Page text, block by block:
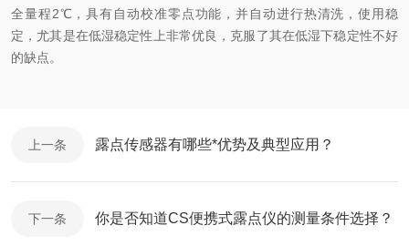
全量程2℃，具有自动校准零点功能，并自动进行热清洗，使用稳
定，尤其是在低湿稳定性上非常优良，克服了其在低湿下稳定性不好
的缺点。
上一条 露点传感器有哪些*优势及典型应用？
下一条 你是否知道CS便携式露点仪的测量条件选择？